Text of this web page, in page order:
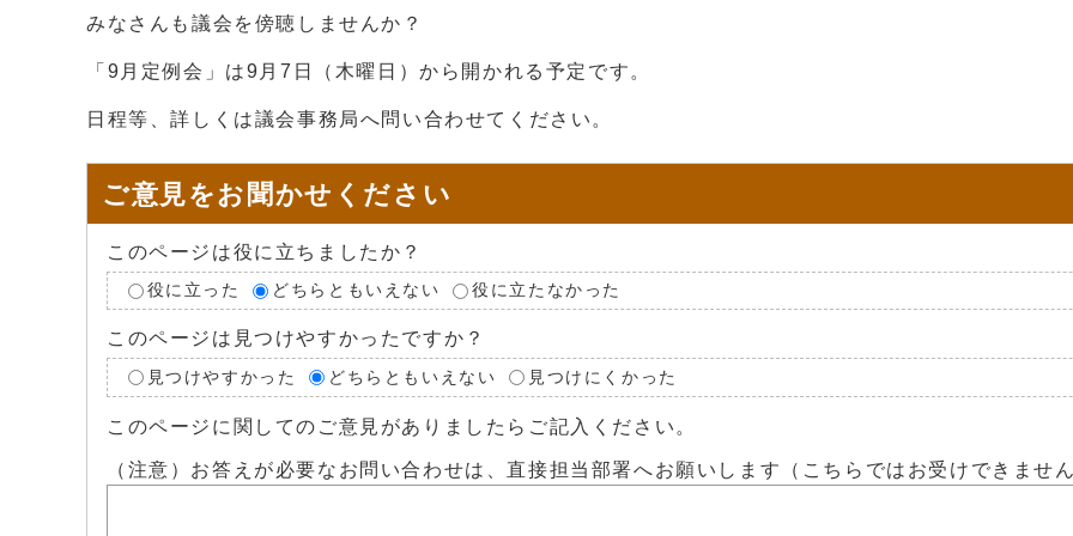
みなさんも議会を傍聴しませんか？
「9月定例会」は9月7日（木曜日）から開かれる予定です。
日程等、詳しくは議会事務局へ問い合わせてください。
ご意見をお聞かせください
このページは役に立ちましたか？
役に立った どちらともいえない 役に立たなかった
このページは見つけやすかったですか？
見つけやすかった どちらともいえない 見つけにくかった
このページに関してのご意見がありましたらご記入ください。
（注意）お答えが必要なお問い合わせは、直接担当部署へお願いします（こちらではお受けできませ